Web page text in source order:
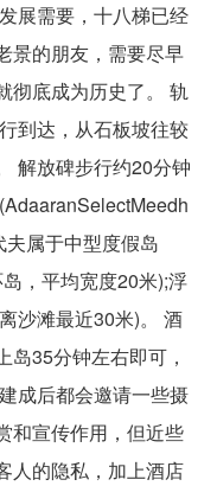
展需要，十八梯已经
景的朋友，需要尽早
彻底成为历史了。 轨
到达，从石板坡往较
解放碑步行约20分钟
属于中型度假岛
，平均宽度20米);浮
沙滩最近30米)。 酒
岛35分钟左右即可，
成后都会邀请一些摄
和宣传作用，但近些
人的隐私，加上酒店